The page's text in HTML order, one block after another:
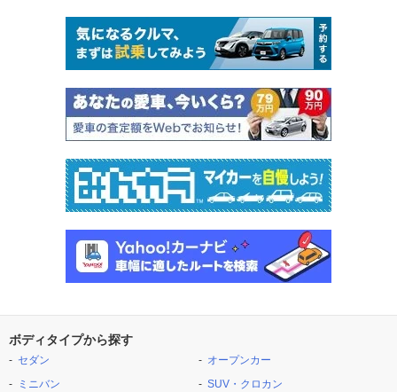
ボディタイプから探す
セダン
ミニバン
オープンカー
SUV・クロカン